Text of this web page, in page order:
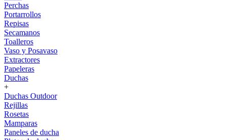
Perchas
Portarrollos
Repisas
Secamanos
Toalleros
Vaso y Posavaso
Extractores
Papeleras
Duchas
+
Duchas Outdoor
Rejillas
Rosetas
Mamparas
Paneles de ducha